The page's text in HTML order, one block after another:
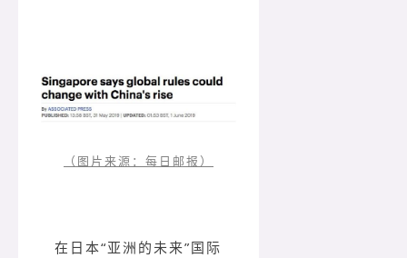
（图片来源：每日邮报）
在日本“亚洲的未来”国际